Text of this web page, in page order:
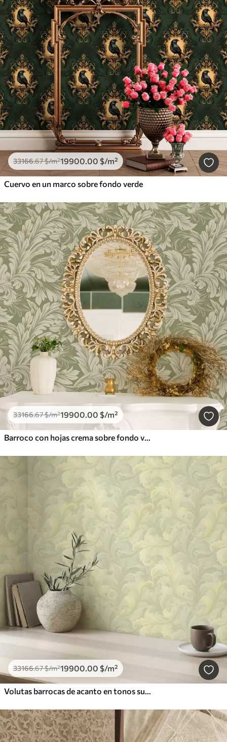
33166.67$/m²19900.00 $/m²
Cuervo en un marco sobre fondo verde
33166.67$/m²19900.00 $/m²
Barroco con hojas crema sobre fondo verde
33166.67$/m²19900.00 $/m²
Volutas barrocas de acanto en tonos suaves